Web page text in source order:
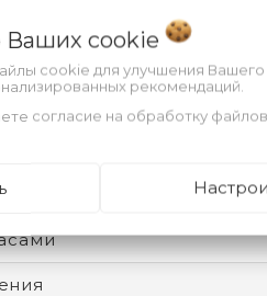
Ваших cookie
cookie для улучшения
рекомендаций.
согласие на обработку